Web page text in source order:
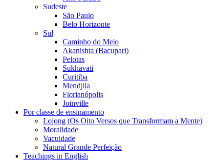
Sudeste
São Paulo
Belo Horizonte
Sul
Caminho do Meio
Akanishta (Bacupari)
Pelotas
Sukhavati
Curitiba
Mendjila
Florianópolis
Joinville
Por classe de ensinamento
Lojong (Os Oito Versos que Transformam a Mente)
Moralidade
Vacuidade
Natural Grande Perfeição
Teachings in English